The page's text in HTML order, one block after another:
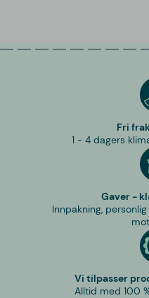
Fri
1 - 4 dagers
Gaver -
Innpakning,
Vi tilpasser
Alltid med 100